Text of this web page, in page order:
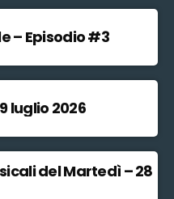
– Episodio #3
luglio 2026
del Martedì – 28